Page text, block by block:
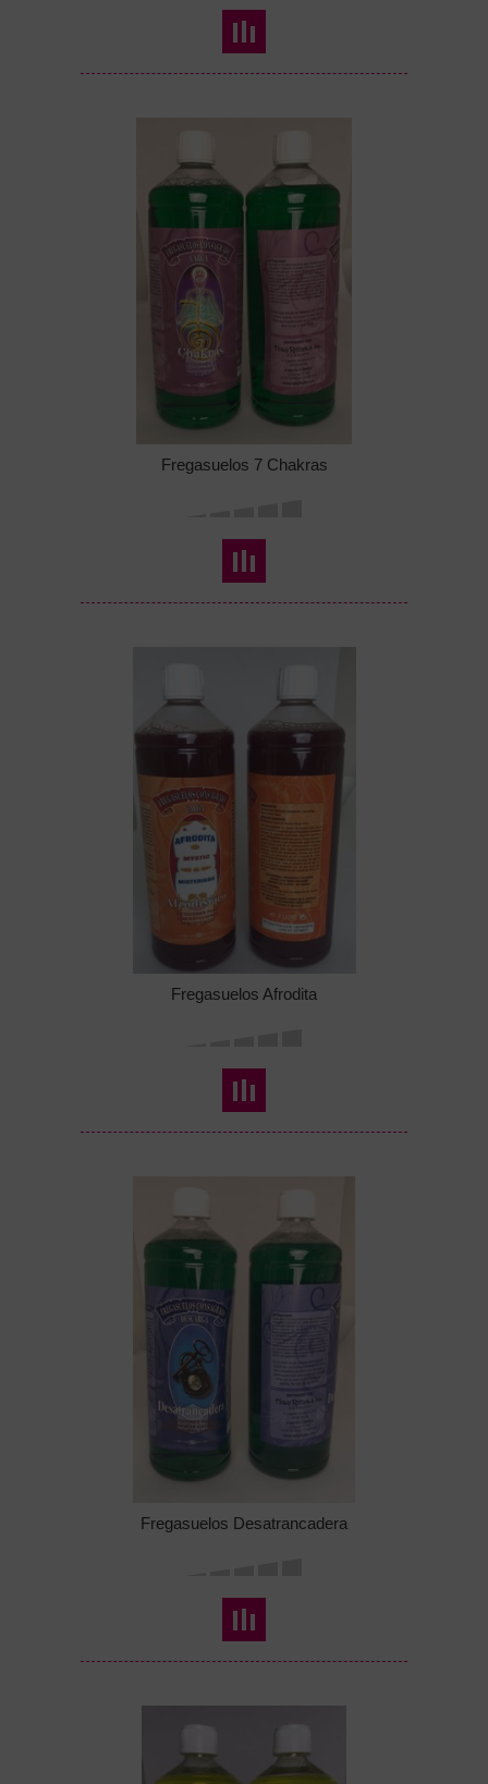
Fregasuelos 7 Chakras
Fregasuelos Afrodita
Fregasuelos Desatrancadera